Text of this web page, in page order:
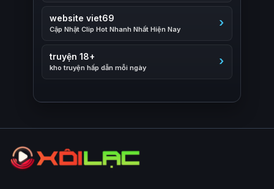
website viet69
Cập Nhật Clip Hot Nhanh Nhất Hiện Nay
truyện 18+
kho truyện hấp dẫn mỗi ngày